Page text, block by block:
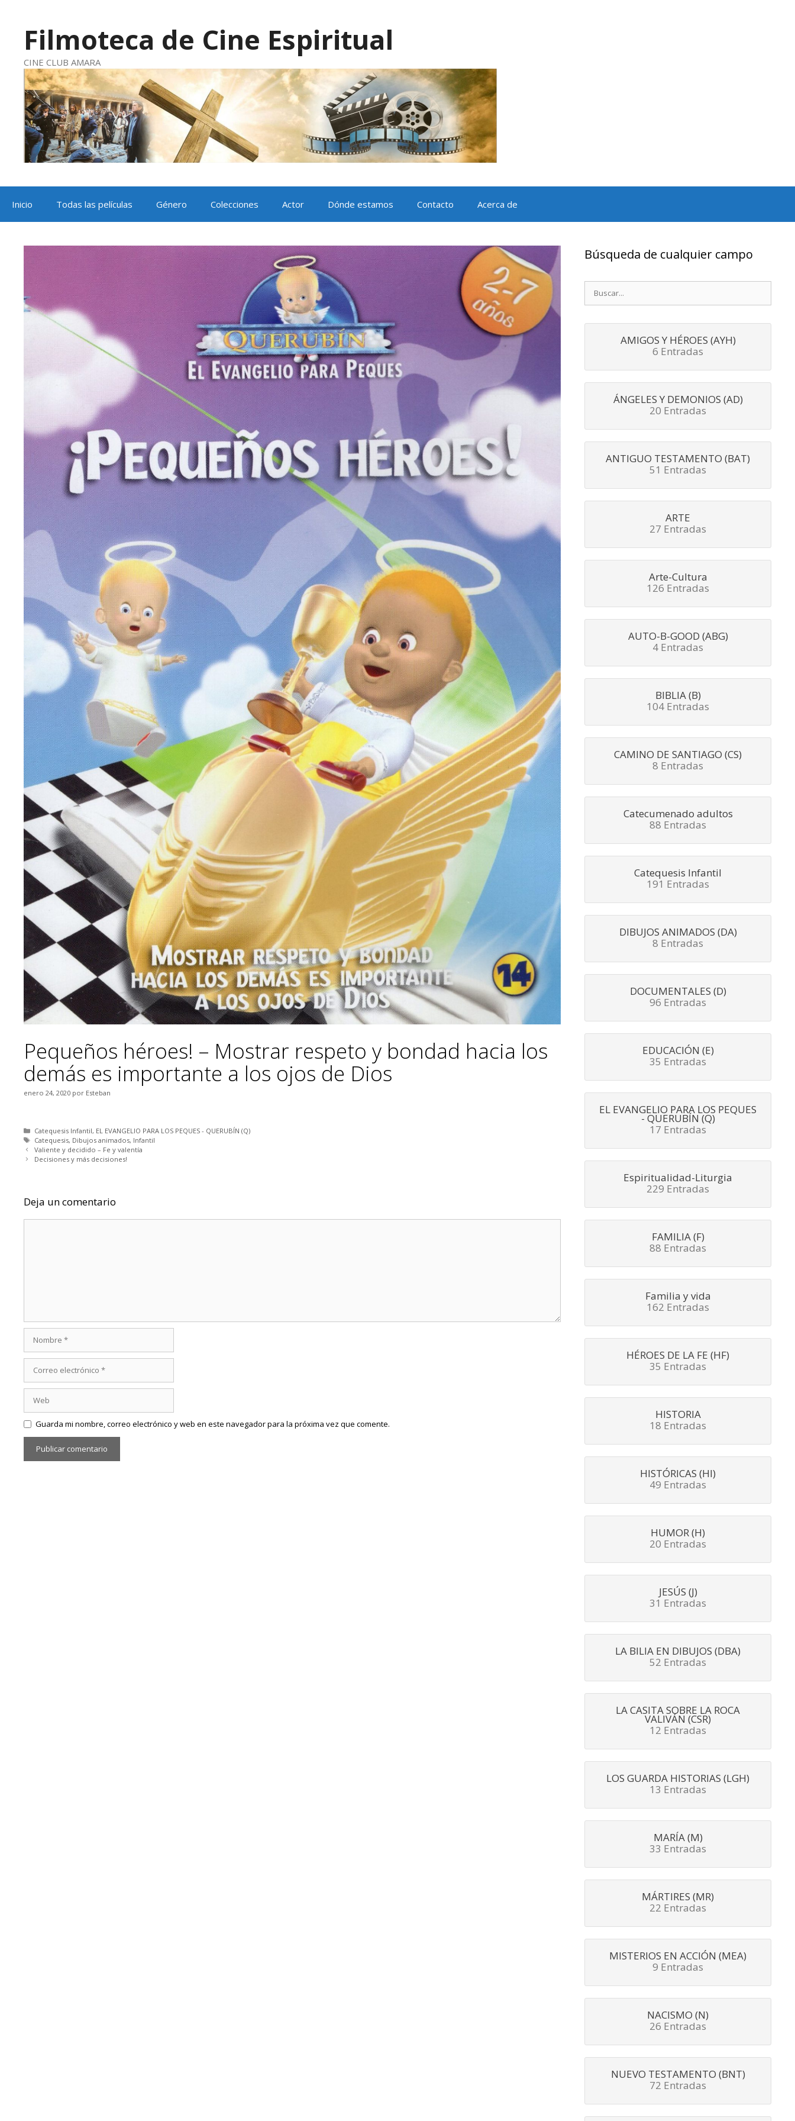
Filmoteca de Cine Espiritual
CINE CLUB AMARA
Inicio Todas las películas Género Colecciones Actor Dónde estamos Contacto Acerca de
Pequeños héroes! – Mostrar respeto y bondad hacia los
demás es importante a los ojos de Dios
enero 24, 2020 por Esteban
Categorías
Catequesis Infantil, EL EVANGELIO PARA LOS PEQUES - QUERUBÍN (Q)
Etiquetas
Catequesis, Dibujos animados, Infantil
Valiente y decidido – Fe y valentía
Decisiones y más decisiones!
Deja un comentario
electrónico
Guarda mi nombre, correo electrónico y web en este navegador para la próxima vez que comente.
Búsqueda de cualquier campo
AMIGOS Y HÉROES (AYH)
6 Entradas
ÁNGELES Y DEMONIOS (AD)
20 Entradas
ANTIGUO TESTAMENTO (BAT)
51 Entradas
ARTE
27 Entradas
Arte-Cultura
126 Entradas
AUTO-B-GOOD (ABG)
4 Entradas
BIBLIA (B)
104 Entradas
CAMINO DE SANTIAGO (CS)
8 Entradas
Catecumenado adultos
88 Entradas
Catequesis Infantil
191 Entradas
DIBUJOS ANIMADOS (DA)
8 Entradas
DOCUMENTALES (D)
96 Entradas
EDUCACIÓN (E)
35 Entradas
EL EVANGELIO PARA LOS PEQUES
- QUERUBÍN (Q)
17 Entradas
Espiritualidad-Liturgia
229 Entradas
FAMILIA (F)
88 Entradas
Familia y vida
162 Entradas
HÉROES DE LA FE (HF)
35 Entradas
HISTORIA
18 Entradas
HISTÓRICAS (HI)
49 Entradas
HUMOR (H)
20 Entradas
JESÚS (J)
31 Entradas
LA BILIA EN DIBUJOS (DBA)
52 Entradas
LA CASITA SOBRE LA ROCA
VALIVÁN (CSR)
12 Entradas
LOS GUARDA HISTORIAS (LGH)
13 Entradas
MARÍA (M)
33 Entradas
MÁRTIRES (MR)
22 Entradas
MISTERIOS EN ACCIÓN (MEA)
9 Entradas
NACISMO (N)
26 Entradas
NUEVO TESTAMENTO (BNT)
72 Entradas